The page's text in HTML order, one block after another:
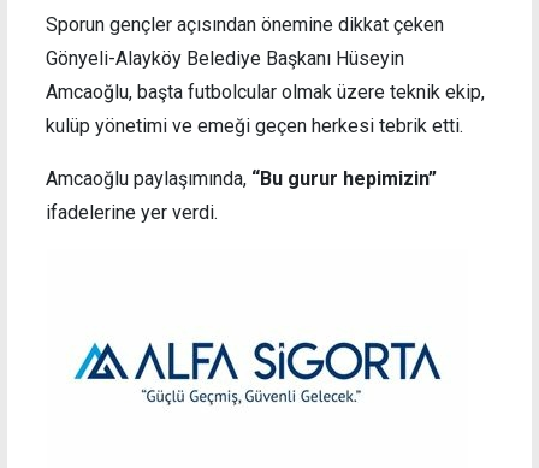
Sporun gençler açısından önemine dikkat çeken
Gönyeli-Alayköy Belediye Başkanı Hüseyin
Amcaoğlu, başta futbolcular olmak üzere teknik ekip,
kulüp yönetimi ve emeği geçen herkesi tebrik etti.
Amcaoğlu paylaşımında, “Bu gurur hepimizin”
ifadelerine yer verdi.